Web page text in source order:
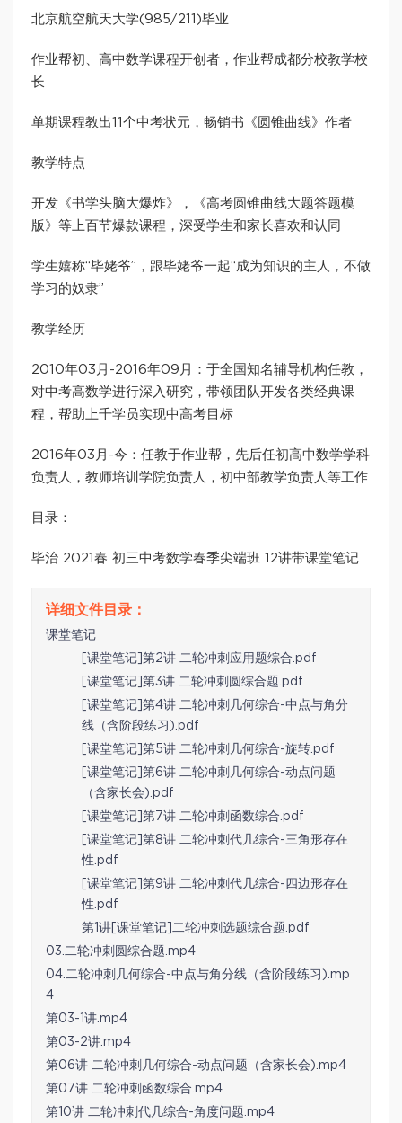
北京航空航天大学(985/211)毕业
作业帮初、高中数学课程开创者，作业帮成都分校教学校
长
单期课程教出11个中考状元，畅销书《圆锥曲线》作者
教学特点
开发《书学头脑大爆炸》，《高考圆锥曲线大题答题模
版》等上百节爆款课程，深受学生和家长喜欢和认同
学生嬉称“毕姥爷”，跟毕姥爷一起“成为知识的主人，不做
学习的奴隶”
教学经历
2010年03月-2016年09月：于全国知名辅导机构任教，
对中考高数学进行深入研究，带领团队开发各类经典课
程，帮助上千学员实现中高考目标
2016年03月-今：任教于作业帮，先后任初高中数学学科
负责人，教师培训学院负责人，初中部教学负责人等工作
目录：
毕治 2021春 初三中考数学春季尖端班 12讲带课堂笔记
课堂笔记
[课堂笔记]第2讲 二轮冲刺应用题综合.pdf
[课堂笔记]第3讲 二轮冲刺圆综合题.pdf
[课堂笔记]第4讲 二轮冲刺几何综合-中点与角分
线（含阶段练习).pdf
[课堂笔记]第5讲 二轮冲刺几何综合-旋转.pdf
[课堂笔记]第6讲 二轮冲刺几何综合-动点问题
（含家长会).pdf
[课堂笔记]第7讲 二轮冲刺函数综合.pdf
[课堂笔记]第8讲 二轮冲刺代几综合-三角形存在
性.pdf
[课堂笔记]第9讲 二轮冲刺代几综合-四边形存在
性.pdf
第1讲[课堂笔记]二轮冲刺选题综合题.pdf
03.二轮冲刺圆综合题.mp4
04.二轮冲刺几何综合-中点与角分线（含阶段练习).mp
4
第03-1讲.mp4
第03-2讲.mp4
第06讲 二轮冲刺几何综合-动点问题（含家长会).mp4
第07讲 二轮冲刺函数综合.mp4
第10讲 二轮冲刺代几综合-角度问题.mp4